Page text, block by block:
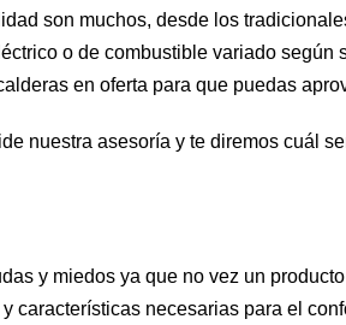
son muchos, desde los
o de combustible variado
en oferta para que puedas
nuestra asesoría y te diremos cuál
y miedos ya que no vez un
necesarias para el